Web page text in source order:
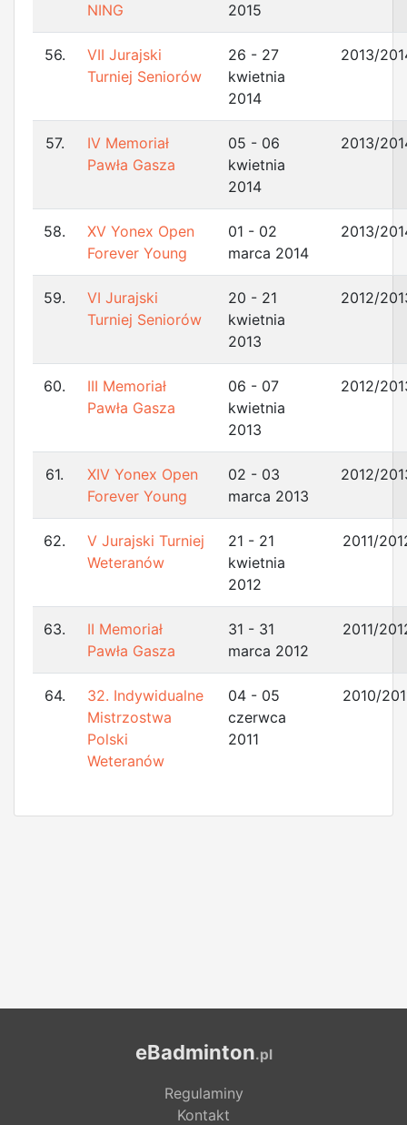
NING
2015
56.
VII Jurajski
Turniej Seniorów
26 - 27
kwietnia
2014
2013/
57.
IV Memoriał
Pawła Gasza
05 - 06
kwietnia
2014
2013/
58.
XV Yonex Open
Forever Young
01 - 02
marca 2014
2013/
59.
VI Jurajski
Turniej Seniorów
20 - 21
kwietnia
2013
2012/
60.
III Memoriał
Pawła Gasza
06 - 07
kwietnia
2013
2012/
61.
XIV Yonex Open
Forever Young
02 - 03
marca 2013
2012/
62.
V Jurajski Turniej
Weteranów
21 - 21
kwietnia
2012
2011/
63.
II Memoriał
Pawła Gasza
31 - 31
marca 2012
2011/
64.
32. Indywidualne
Mistrzostwa
Polski
Weteranów
04 - 05
czerwca
2011
2010/
eBadminton.pl
Regulaminy
Kontakt